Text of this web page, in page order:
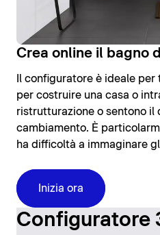
Crea online il bagno
Il configuratore è ideale
per costruire una casa o
ristrutturazione o sentono il
cambiamento. È
ha difficoltà a immaginare
Inizia ora
Configuratore